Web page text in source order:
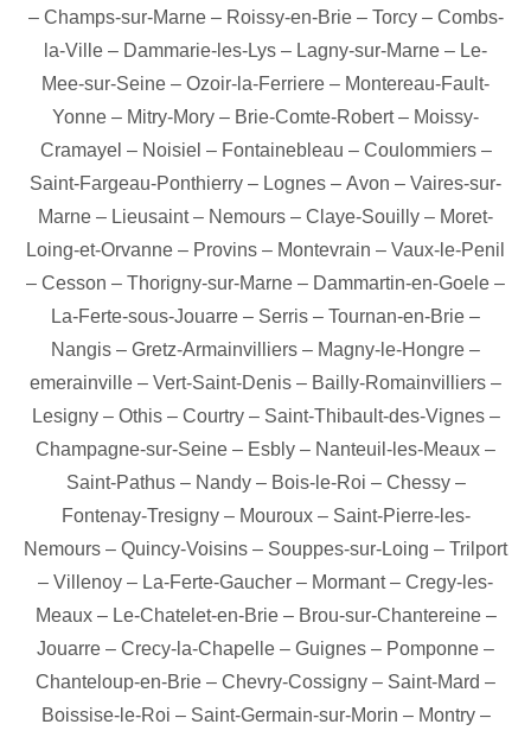
– Champs-sur-Marne– Roissy-en-Brie– Torcy– Combs-
la-Ville – Dammarie-les-Lys – Lagny-sur-Marne – Le-
Mee-sur-Seine – Ozoir-la-Ferriere – Montereau-Fault-
Yonne – Mitry-Mory – Brie-Comte-Robert– Moissy-
Cramayel – Noisiel – Fontainebleau – Coulommiers–
Saint-Fargeau-Ponthierry – Lognes – Avon – Vaires-sur-
Marne – Lieusaint– Nemours – Claye-Souilly – Moret-
Loing-et-Orvanne – Provins – Montevrain – Vaux-le-Penil
– Cesson – Thorigny-sur-Marne – Dammartin-en-Goele –
La-Ferte-sous-Jouarre – Serris – Tournan-en-Brie –
Nangis – Gretz-Armainvilliers – Magny-le-Hongre –
emerainville – Vert-Saint-Denis – Bailly-Romainvilliers –
Lesigny– Othis– Courtry– Saint-Thibault-des-Vignes–
Champagne-sur-Seine – Esbly – Nanteuil-les-Meaux –
Saint-Pathus– Nandy– Bois-le-Roi – Chessy–
Fontenay-Tresigny– Mouroux– Saint-Pierre-les-
Nemours – Quincy-Voisins – Souppes-sur-Loing – Trilport
– Villenoy – La-Ferte-Gaucher – Mormant– Cregy-les-
Meaux– Le-Chatelet-en-Brie– Brou-sur-Chantereine–
Jouarre – Crecy-la-Chapelle – Guignes – Pomponne –
Chanteloup-en-Brie – Chevry-Cossigny – Saint-Mard –
Boissise-le-Roi – Saint-Germain-sur-Morin – Montry–